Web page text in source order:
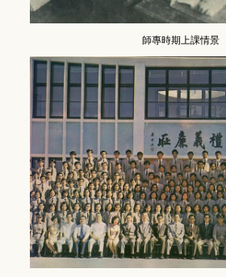
師專時期上課情景